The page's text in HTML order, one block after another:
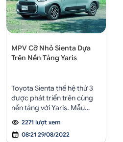
MPV Cỡ Nhỏ Sienta Dựa
Trên Nền Tảng Yaris
Toyota Sienta thế hệ thứ 3
được phát triển trên cùng
nền tảng với Yaris. Mẫu
cơ hybrid và hệ dẫn động 4
bánh.
2271 lượt xem
08:21 29/08/2022